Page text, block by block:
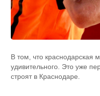
В том, что краснодарская
удивительного. Это уже
строят в Краснодаре.